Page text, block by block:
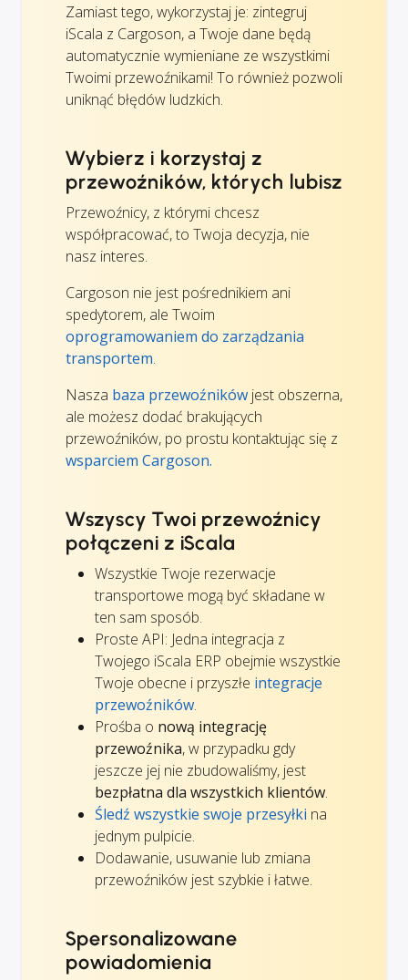
Zamiast tego, wykorzystaj je: zintegruj
iScala z Cargoson, a Twoje dane będą
automatycznie wymieniane ze wszystkimi
Twoimi przewoźnikami! To również pozwoli
uniknąć błędów ludzkich.
Wybierz i korzystaj z
przewoźników, których lubisz
Przewoźnicy, z którymi chcesz
współpracować, to Twoja decyzja, nie
nasz interes.
Cargoson nie jest pośrednikiem ani
spedytorem, ale Twoim
oprogramowaniem do zarządzania
transportem.
Nasza baza przewoźników jest obszerna,
ale możesz dodać brakujących
przewoźników, po prostu kontaktując się z
wsparciem Cargoson.
Wszyscy Twoi przewoźnicy
połączeni z iScala
Wszystkie Twoje rezerwacje
transportowe mogą być składane w
ten sam sposób.
Proste API: Jedna integracja z
Twojego iScala ERP obejmie wszystkie
Twoje obecne i przyszłe integracje
przewoźników.
Prośba o nową integrację
przewoźnika, w przypadku gdy
jeszcze jej nie zbudowaliśmy, jest
bezpłatna dla wszystkich klientów.
Śledź wszystkie swoje przesyłki na
jednym pulpicie.
Dodawanie, usuwanie lub zmiana
przewoźników jest szybkie i łatwe.
Spersonalizowane
powiadomienia